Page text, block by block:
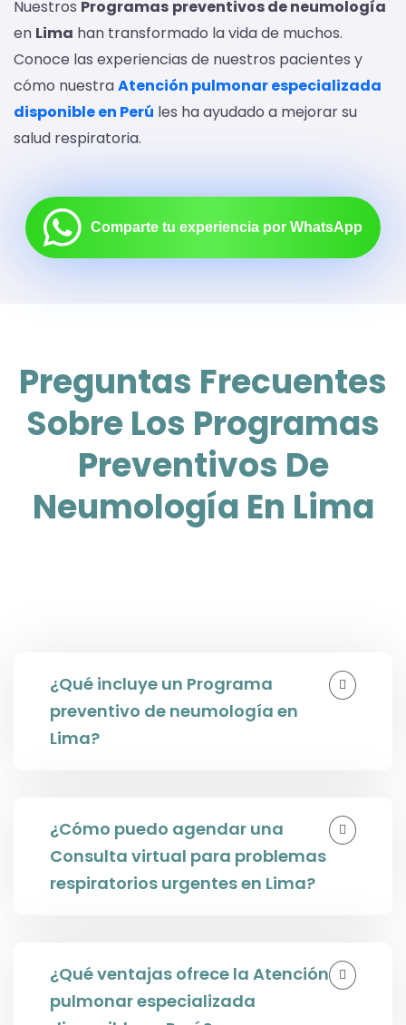
Nuestros Programas preventivos de neumología
en Lima han transformado la vida de muchos.
Conoce las experiencias de nuestros pacientes y
cómo nuestraAtención pulmonar especializada
disponible en Perú les ha ayudado a mejorar su
salud respiratoria.
Comparte tu experiencia por WhatsApp
Preguntas Frecuentes
Sobre Los Programas
Preventivos De
Neumología En Lima
¿Qué incluye un Programa
preventivo de neumología en
Lima?
¿Cómo puedo agendar una
Consulta virtual para problemas
respiratorios urgentes en Lima?
¿Qué ventajas ofrece la Atención
pulmonar especializada